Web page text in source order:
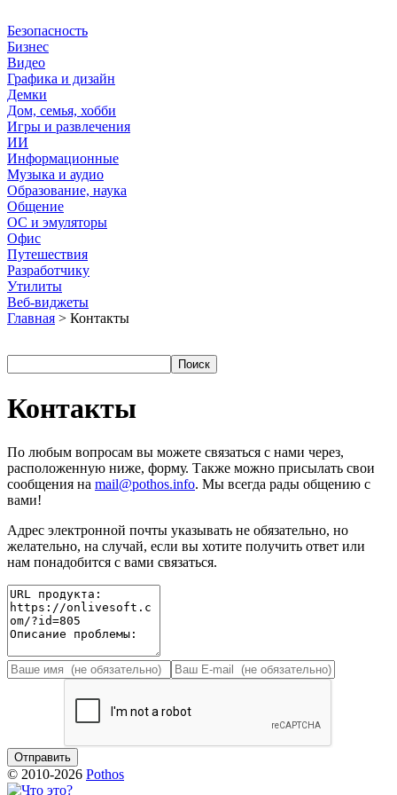
Безопасность
Бизнес
Видео
Графика и дизайн
Демки
Дом, семья, хобби
Игры и развлечения
ИИ
Информационные
Музыка и аудио
Образование, наука
Общение
ОС и эмуляторы
Офис
Путешествия
Разработчику
Утилиты
Веб-виджеты
Главная > Контакты
Контакты
По любым вопросам вы можете связаться с нами через,
расположенную ниже, форму. Также можно присылать свои
сообщения на mail@pothos.info. Мы всегда рады общению с
вами!
Адрес электронной почты указывать не обязательно, но
желательно, на случай, если вы хотите получить ответ или
нам понадобится с вами связаться.
© 2010-2026 Pothos